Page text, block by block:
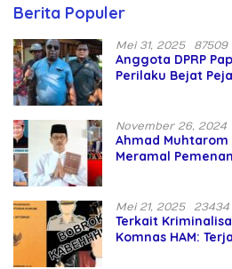
Berita Populer
Mei 31, 2025 87509
Anggota DPRP
Perilaku Bejat
November 26, 2024
Ahmad
Meramal
Mei 21, 2025
Terkait
Komnas HAM: